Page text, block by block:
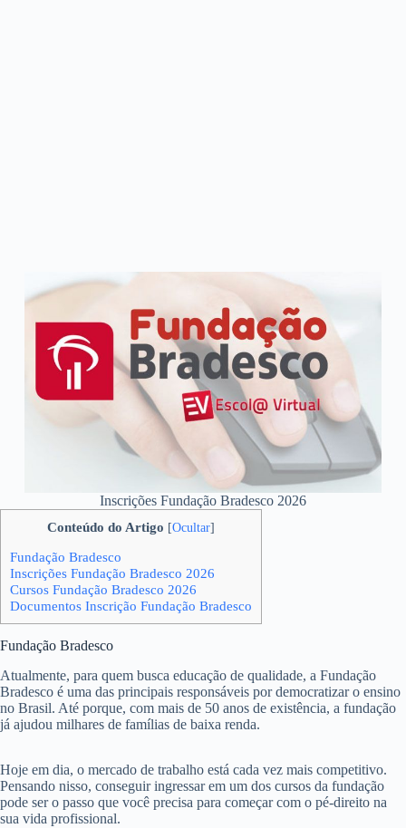
Inscrições Fundação Bradesco 2026
Conteúdo do Artigo [Ocultar]
Fundação Bradesco
Inscrições Fundação Bradesco 2026
Cursos Fundação Bradesco 2026
Documentos Inscrição Fundação Bradesco
Fundação Bradesco
Atualmente, para quem busca educação de qualidade, a Fundação
Bradesco é uma das principais responsáveis por democratizar o ensino
no Brasil. Até porque, com mais de 50 anos de existência, a fundação
já ajudou milhares de famílias de baixa renda.
Hoje em dia, o mercado de trabalho está cada vez mais competitivo.
Pensando nisso, conseguir ingressar em um dos cursos da fundação
pode ser o passo que você precisa para começar com o pé-direito na
sua vida profissional.